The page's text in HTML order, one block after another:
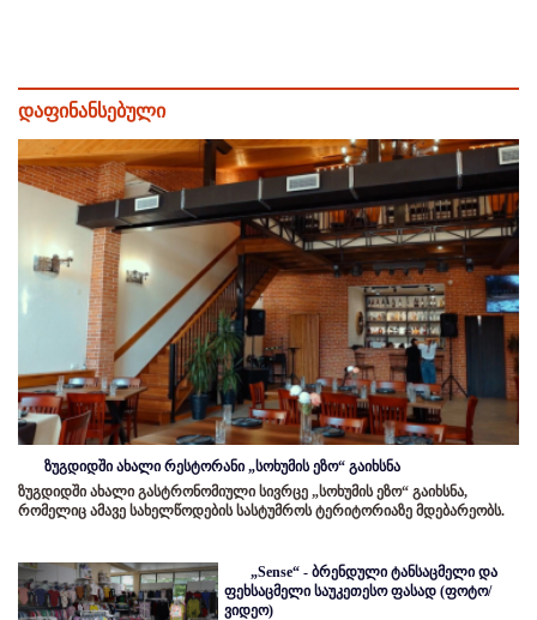
დაფინანსებული
ზუგდიდში ახალი რესტორანი „სოხუმის ეზო“ გაიხსნა
ზუგდიდში ახალი გასტრონომიული სივრცე „სოხუმის ეზო“ გაიხსნა,
რომელიც ამავე სახელწოდების სასტუმროს ტერიტორიაზე მდებარეობს.
„Sense“ - ბრენდული ტანსაცმელი და
ფეხსაცმელი საუკეთესო ფასად (ფოტო/
ვიდეო)